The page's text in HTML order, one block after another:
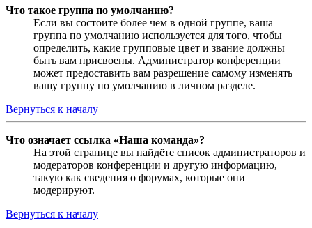
Что такое группа по умолчанию?
Если вы состоите более чем в одной группе, ваша
группа по умолчанию используется для того, чтобы
определить, какие групповые цвет и звание должны
быть вам присвоены. Администратор конференции
может предоставить вам разрешение самому изменять
вашу группу по умолчанию в личном разделе.
Вернуться к началу
Что означает ссылка «Наша команда»?
На этой странице вы найдёте список администраторов и
модераторов конференции и другую информацию,
такую как сведения о форумах, которые они
модерируют.
Вернуться к началу